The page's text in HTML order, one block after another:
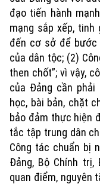
Kinh nghiệm
Thị trường
Đánh giá
Hướng nghiệp
Tin tức
Làng nghề
Di tích
Sức khỏe
Y tế
Dinh dưỡng
Tư vấn sức khỏe
Thể thao
Bóng đá
Quần vợt
Golf
Giải trí
Tin tức
Sao
Điện ảnh
Đã phát sóng
đạo tiến hành
mạng sắp xếp,
đến cơ sở để bước
của dân tộc; (2)
then chốt”; vì vậy,
của Đảng cần phải
học, bài bản, chặt
bảo đảm thực hiện
tắc tập trung dân
Công tác chuẩn bị
Đảng, Bộ Chính
quan điểm, nguyên